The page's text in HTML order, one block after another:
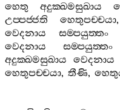
හෙතු
අදුක‍්ඛමසුඛාය
උප‍්පජ‍්ජති
හෙතුපච‍්චයා
වෙදනාය
සම‍්පයුත‍්තං
වෙදනාය
සම‍්පයුත‍්තං
අදුක‍්ඛමසුඛාය
වෙදනාය
හෙතුපච‍්චයා, තීණි,